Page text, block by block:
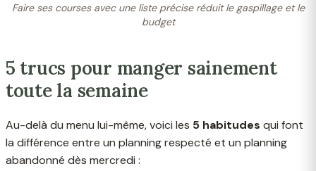
Faire ses courses avec une liste précise réduit le gaspillage et le
budget
5 trucs pour manger sainement
toute la semaine
Au-delà du menu lui-même, voici les 5 habitudes qui font
la différence entre un planning respecté et un planning
abandonné dès mercredi :